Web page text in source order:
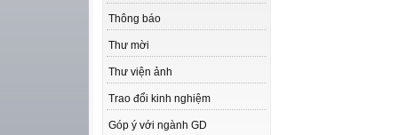
Thông báo
Thư mời
Thư viện ảnh
Trao đổi kinh nghiệm
Góp ý với ngành GD